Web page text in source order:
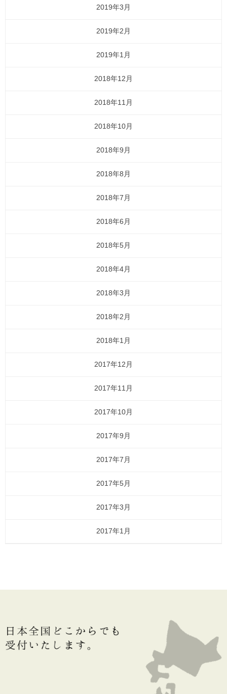
2019年3月
2019年2月
2019年1月
2018年12月
2018年11月
2018年10月
2018年9月
2018年8月
2018年7月
2018年6月
2018年5月
2018年4月
2018年3月
2018年2月
2018年1月
2017年12月
2017年11月
2017年10月
2017年9月
2017年7月
2017年5月
2017年3月
2017年1月